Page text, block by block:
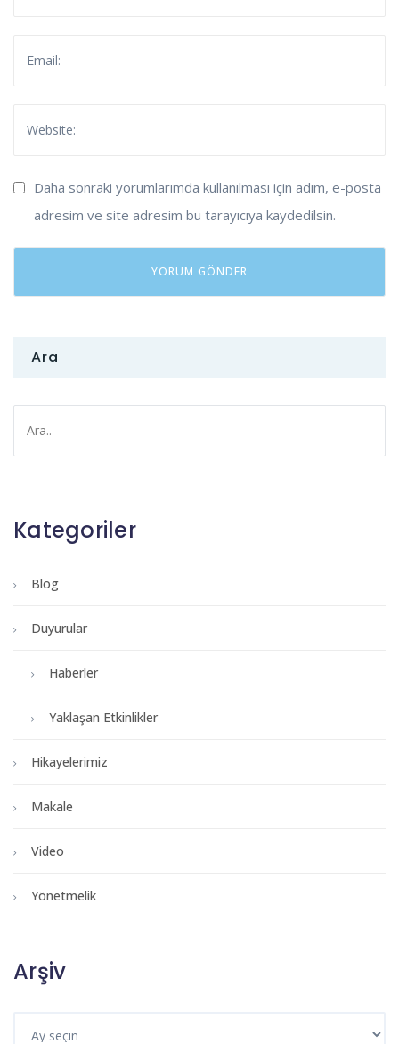
Daha sonraki yorumlarımda kullanılması için adım, e-posta
adresim ve site adresim bu tarayıcıya kaydedilsin.
Ara
Kategoriler
Blog
Duyurular
Haberler
Yaklaşan Etkinlikler
Hikayelerimiz
Makale
Video
Yönetmelik
Arşiv